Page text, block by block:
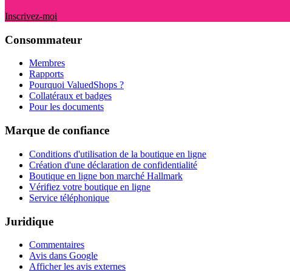
Inscrivez-moi
Consommateur
Membres
Rapports
Pourquoi ValuedShops ?
Collatéraux et badges
Pour les documents
Marque de confiance
Conditions d'utilisation de la boutique en ligne
Création d'une déclaration de confidentialité
Boutique en ligne bon marché Hallmark
Vérifiez votre boutique en ligne
Service téléphonique
Juridique
Commentaires
Avis dans Google
Afficher les avis externes